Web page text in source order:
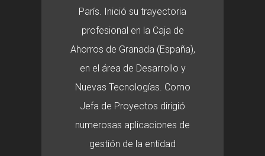
París. Inició su trayectoria
profesional en la Caja de
Ahorros de Granada (España),
en el área de Desarrollo y
Nuevas Tecnologías. Como
Jefa de Proyectos dirigió
numerosas aplicaciones de
gestión de la entidad